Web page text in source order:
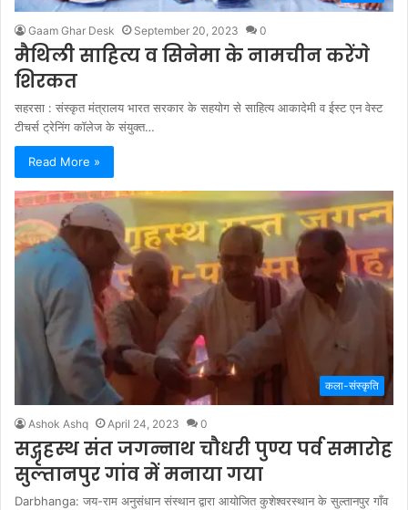
Gaam Ghar Desk September 20, 2023 0
मैथिली साहित्य व सिनेमा के नामचीन करेंगे
शिरकत
सहरसा : संस्कृत मंत्रालय भारत सरकार के सहयोग से साहित्य आकादेमी व ईस्ट एन वेस्ट
टीचर्स ट्रेनिंग कॉलेज के संयुक्त…
Read More »
कला-संस्कृति
Ashok Ashq April 24, 2023 0
सद्गृहस्थ संत जगन्नाथ चौधरी पुण्य पर्व समारोह
सुल्तानपुर गांव में मनाया गया
Darbhanga: जय-राम अनुसंधान संस्थान द्वारा आयोजित कुशेश्वरस्थान के सुल्तानपुर गाँव